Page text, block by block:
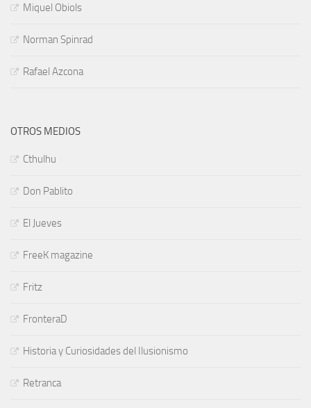
Miquel Obiols
Norman Spinrad
Rafael Azcona
OTROS MEDIOS
Cthulhu
Don Pablito
El Jueves
FreeK magazine
Fritz
FronteraD
Historia y Curiosidades del Ilusionismo
Retranca